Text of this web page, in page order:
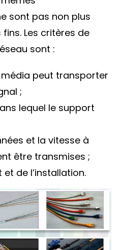
sont pas non plus
Les critères de
sont :
peut transporter
;
lequel le support
et la vitesse à
être transmises ;
de l’installation.